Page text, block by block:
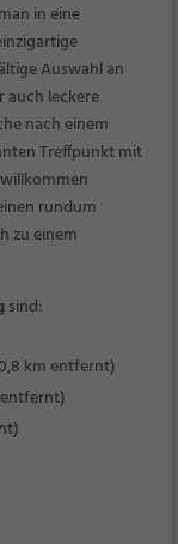
in eine
Auswahl an
auch leckere
nach einem
Treffpunkt mit
rundum
zu einem
sind:
km entfernt)